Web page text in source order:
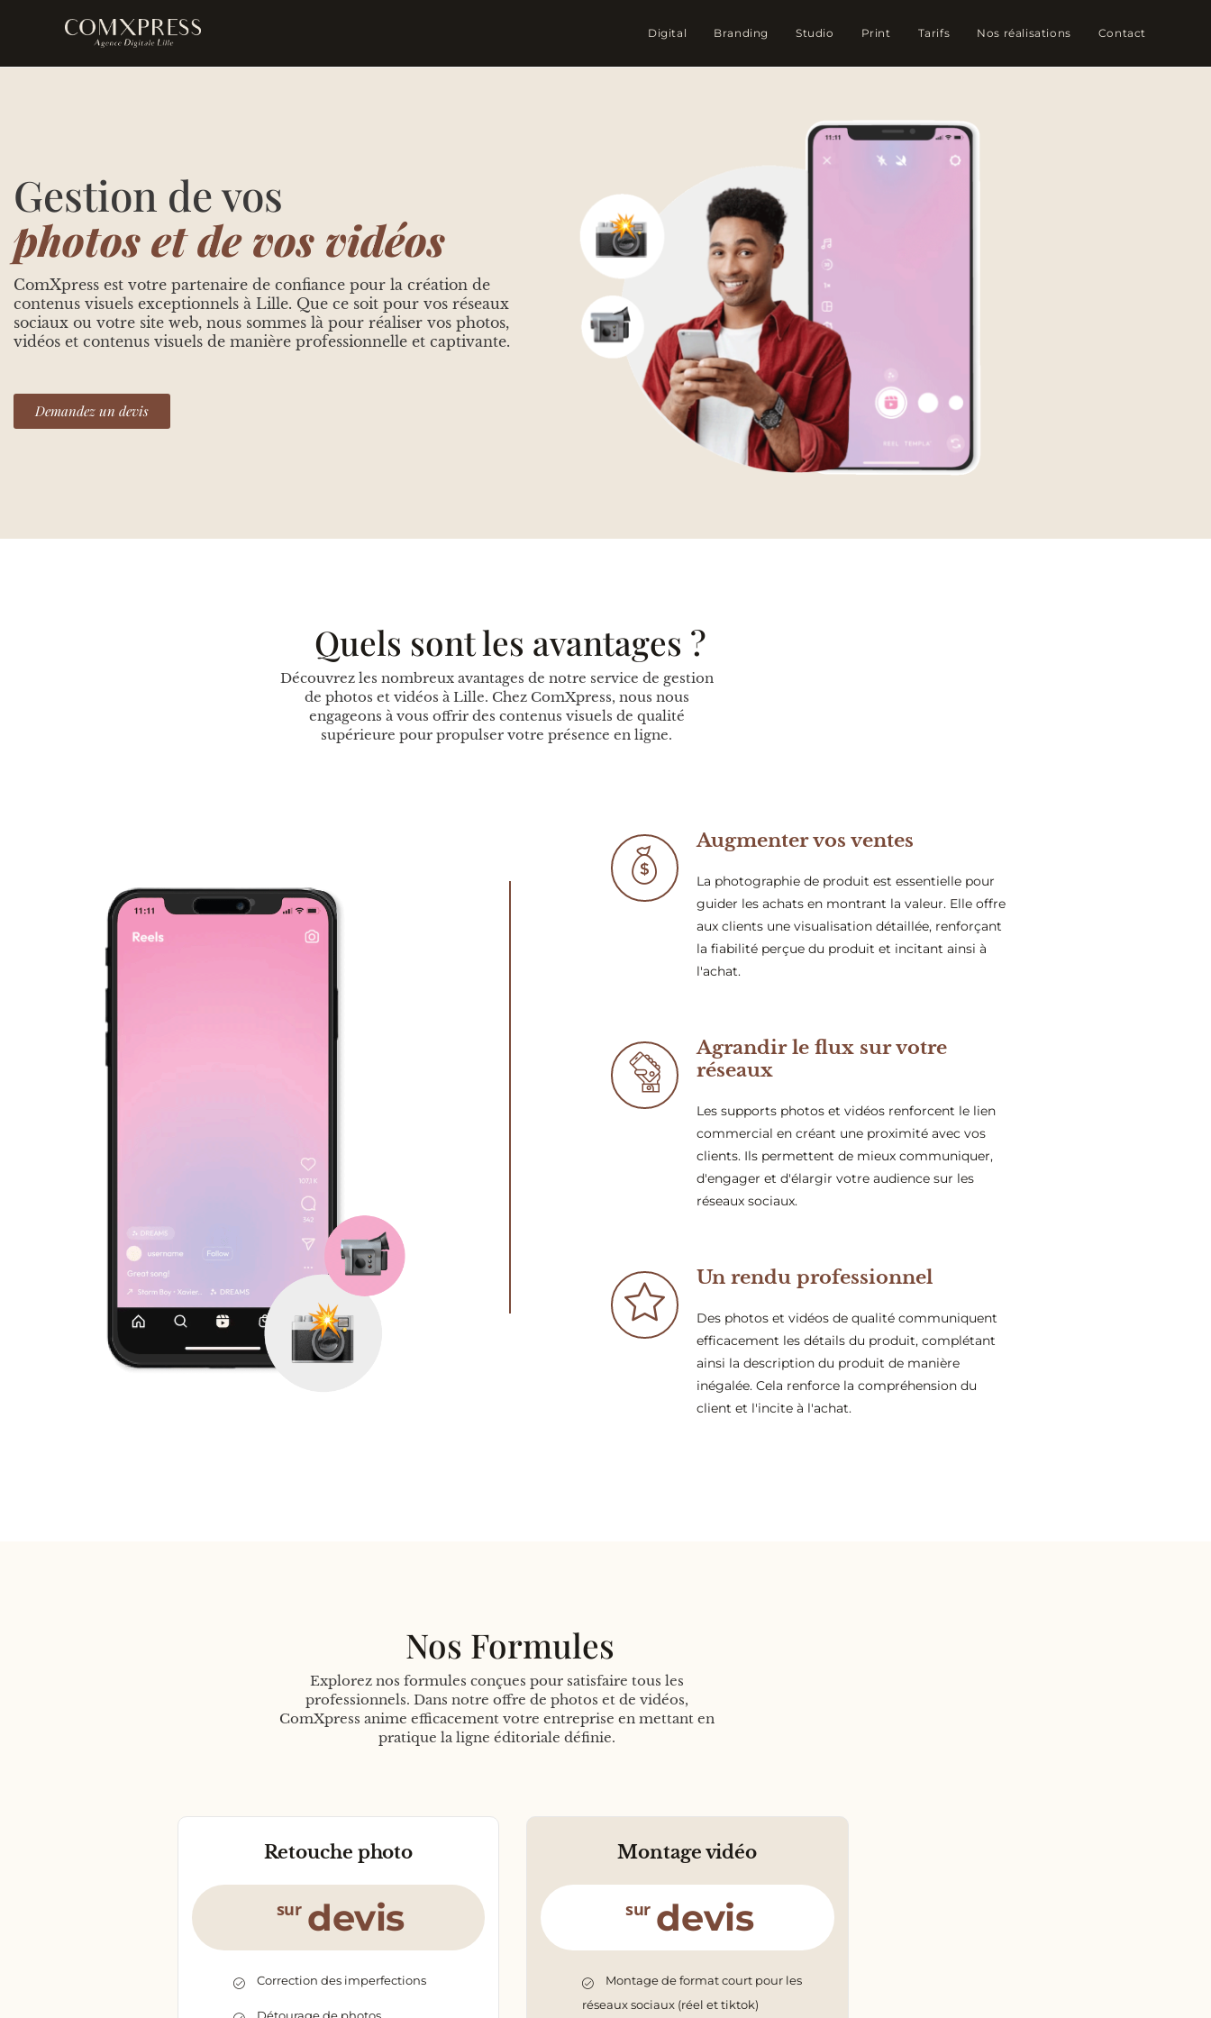
Digital Branding Studio Print Tarifs Nos réalisations Contact
Gestion de vos
photos et de vos vidéos
ComXpress est votre partenaire de confiance pour la création de
contenus visuels exceptionnels à Lille. Que ce soit pour vos réseaux
sociaux ou votre site web, nous sommes là pour réaliser vos photos,
vidéos et contenus visuels de manière professionnelle et captivante.
Demandez un devis
Quels sont les avantages ?
Découvrez les nombreux avantages de notre service de gestion
de photos et vidéos à Lille. Chez ComXpress, nous nous
engageons à vous offrir des contenus visuels de qualité
supérieure pour propulser votre présence en ligne.
Augmenter vos ventes
La photographie de produit est essentielle pour
guider les achats en montrant la valeur. Elle offre
aux clients une visualisation détaillée, renforçant
la fiabilité perçue du produit et incitant ainsi à
l'achat.
Agrandir le flux sur votre
réseaux
Les supports photos et vidéos renforcent le lien
commercial en créant une proximité avec vos
clients. Ils permettent de mieux communiquer,
d'engager et d'élargir votre audience sur les
réseaux sociaux.
Un rendu professionnel
Des photos et vidéos de qualité communiquent
efficacement les détails du produit, complétant
ainsi la description du produit de manière
inégalée. Cela renforce la compréhension du
client et l'incite à l'achat.
Nos Formules
Explorez nos formules conçues pour satisfaire tous les
professionnels. Dans notre offre de photos et de vidéos,
ComXpress anime efficacement votre entreprise en mettant en
pratique la ligne éditoriale définie.
Retouche photo
sur devis
Correction des imperfections
Montage vidéo​
sur devis
Montage de format court pour les
réseaux sociaux (réel et tiktok)